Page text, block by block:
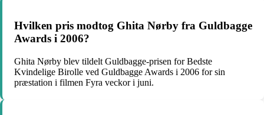
Hvilken pris modtog Ghita Nørby fra Guldbagge
Awards i 2006?
Ghita Nørby blev tildelt Guldbagge-prisen for Bedste
Kvindelige Birolle ved Guldbagge Awards i 2006 for sin
præstation i filmen Fyra veckor i juni.